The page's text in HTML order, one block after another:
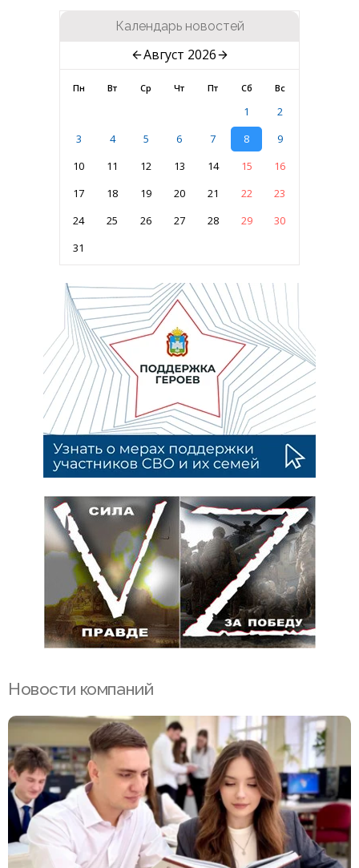
Календарь новостей
Август 2026
Пн Вт Ср Чт Пт Сб Вс
1
2
3
4 5 6 7 8
9
10
11 12 13 14 15
16
17
18 19 20 21 22
23
24
25 26 27 28 29
30
31
Новости компаний